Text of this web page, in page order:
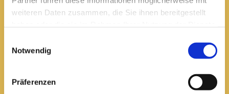
weiteren Daten zusammen, die Sie ihnen bereitgestellt
Notwendig
Präferenzen
Wachsenburgallee 16